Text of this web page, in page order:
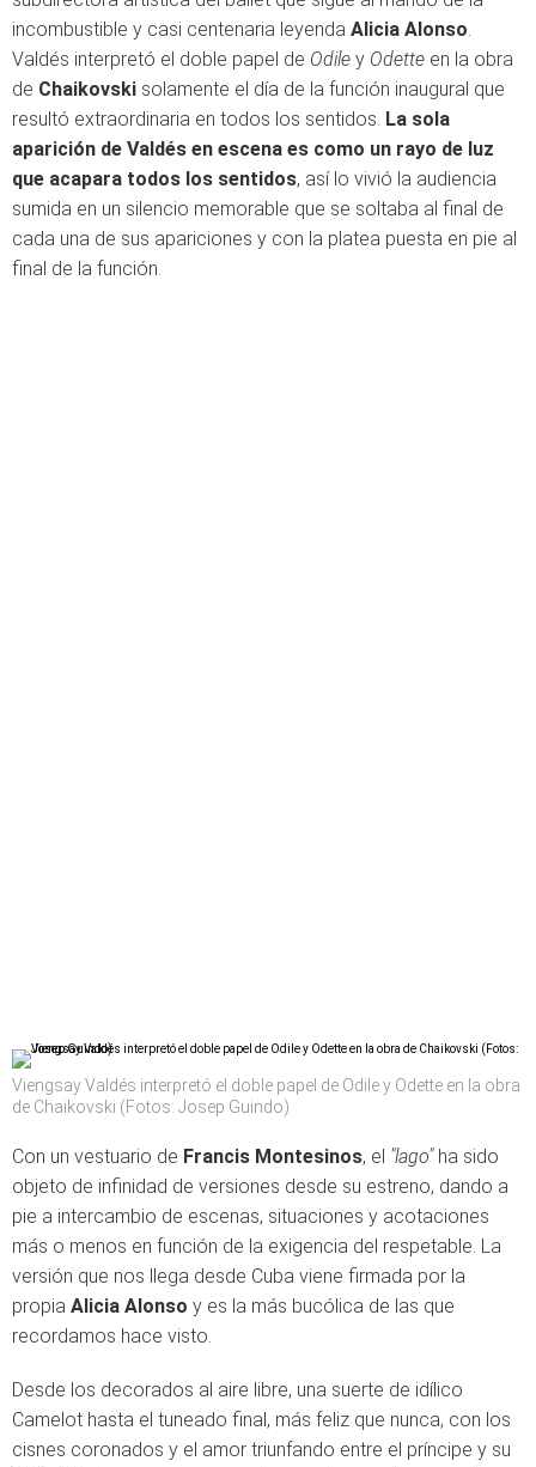
incombustible y casi centenaria leyenda Alicia Alonso.
Valdés interpretó el doble papel de Odile y Odette en la obra
de Chaikovski solamente el día de la función inaugural que
resultó extraordinaria en todos los sentidos. La sola
aparición de Valdés en escena es como un rayo de luz
que acapara todos los sentidos, así lo vivió la audiencia
sumida en un silencio memorable que se soltaba al final de
cada una de sus apariciones y con la platea puesta en pie al
final de la función.
Viengsay Valdés interpretó el doble papel de Odile y Odette en la obra
de Chaikovski (Fotos: Josep Guindo)
Con un vestuario de Francis Montesinos, el "lago"ha sido
objeto de infinidad de versiones desde su estreno, dando a
pie a intercambio de escenas, situaciones y acotaciones
más o menos en función de la exigencia del respetable. La
versión que nos llega desde Cuba viene firmada por la
propia Alicia Alonso y es la más bucólica de las que
recordamos hace visto.
Desde los decorados al aire libre, una suerte de idílico
Camelot hasta el tuneado final, más feliz que nunca, con los
cisnes coronados y el amor triunfando entre el príncipe y su